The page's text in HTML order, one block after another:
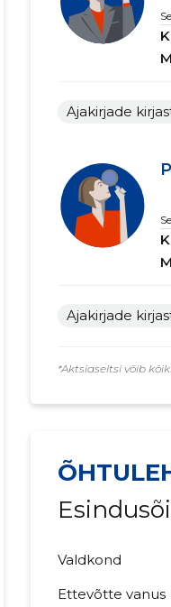
Ajakirjade
Ajakirjade
*Aktsiaseltsi võib
Valdkond
Ettevõtte vanus